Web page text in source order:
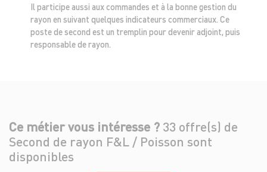
Il participe aussi aux commandes et à la bonne gestion du
rayon en suivant quelques indicateurs commerciaux. Ce
poste de second est un tremplin pour devenir adjoint, puis
responsable de rayon.
Ce métier vous intéresse ? 33 offre(s) de
Second de rayon F&L / Poisson sont
disponibles